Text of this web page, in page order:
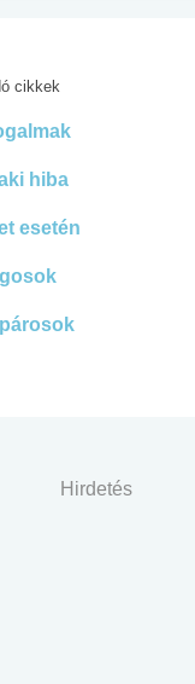
cikkek
hiba
esetén
Hirdetés